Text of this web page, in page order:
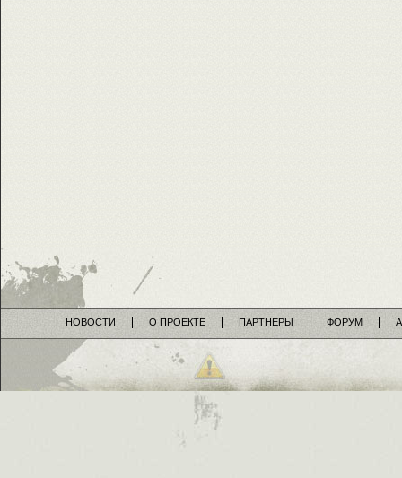
НОВОСТИ О ПРОЕКТЕ ПАРТНЕРЫ ФОРУМ